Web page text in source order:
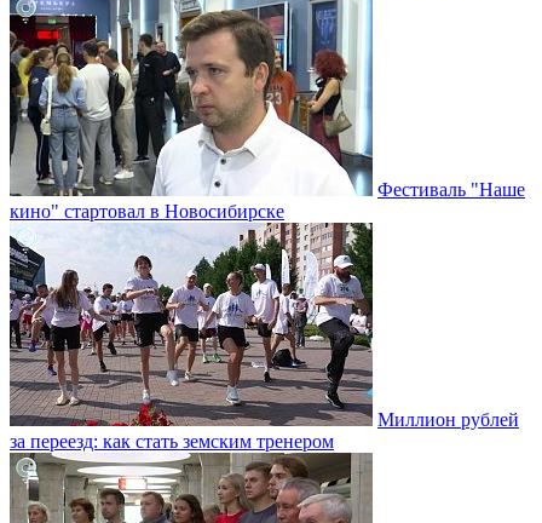
Фестиваль "Наше
кино" стартовал в Новосибирске
Миллион рублей
за переезд: как стать земским тренером